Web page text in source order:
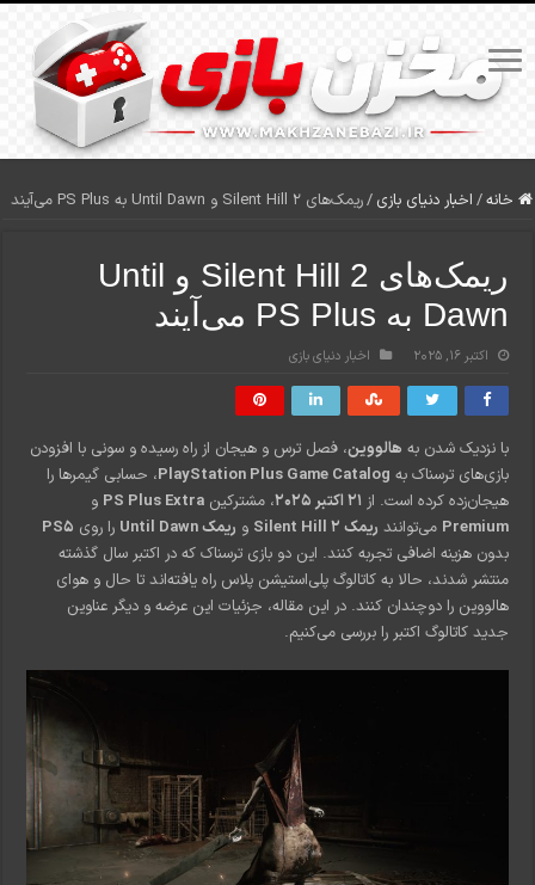
خانه/ اخبار دنیای بازی /ریمک‌های Silent Hill 2 و Until Dawn به PS Plus می‌آیند
ریمک‌های Silent Hill 2 و Until
Dawn به PS Plus می‌آیند
اکتبر 16, 2025 اخبار دنیای بازی
با نزدیک شدن به هالووین، فصل ترس و هیجان از راه رسیده و سونی با افزودن
بازی‌های ترسناک به PlayStation Plus Game Catalog، حسابی گیمرها را
هیجان‌زده کرده است. از 21 اکتبر 2025 ، مشترکینPS Plus Extra و
Premium می‌توانند ریمک Silent Hill 2 و ریمک Until Dawn را روی PS5
بدون هزینه اضافی تجربه کنند. این دو بازی ترسناک که در اکتبر سال گذشته
منتشر شدند، حالا به کاتالوگ پلی‌استیشن پلاس راه یافته‌اند تا حال و هوای
هالووین را دوچندان کنند. در این مقاله، جزئیات این عرضه و دیگر عناوین
جدید کاتالوگ اکتبر را بررسی می‌کنیم.